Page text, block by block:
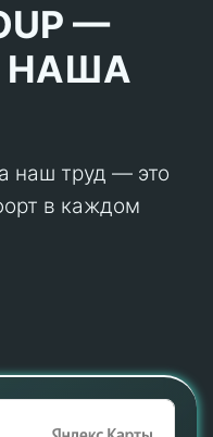
—
НАША
наш труд — это
в каждом